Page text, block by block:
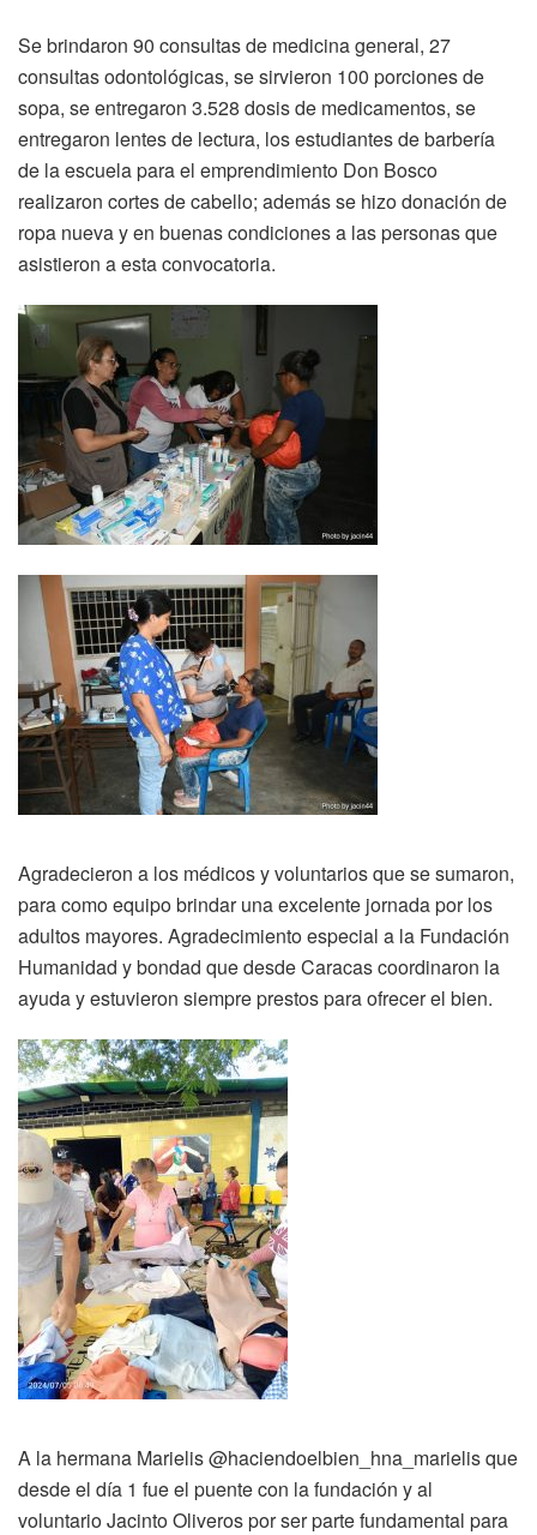
Se brindaron 90 consultas de medicina general, 27
consultas odontológicas, se sirvieron 100 porciones de
sopa, se entregaron 3.528 dosis de medicamentos, se
entregaron lentes de lectura, los estudiantes de barbería
de la escuela para el emprendimiento Don Bosco
realizaron cortes de cabello; además se hizo donación de
ropa nueva y en buenas condiciones a las personas que
asistieron a esta convocatoria.
Agradecieron a los médicos y voluntarios que se sumaron,
para como equipo brindar una excelente jornada por los
adultos mayores. Agradecimiento especial a la Fundación
Humanidad y bondad que desde Caracas coordinaron la
ayuda y estuvieron siempre prestos para ofrecer el bien.
A la hermana Marielis @haciendoelbien_hna_marielis que
desde el día 1 fue el puente con la fundación y al
voluntario Jacinto Oliveros por ser parte fundamental para